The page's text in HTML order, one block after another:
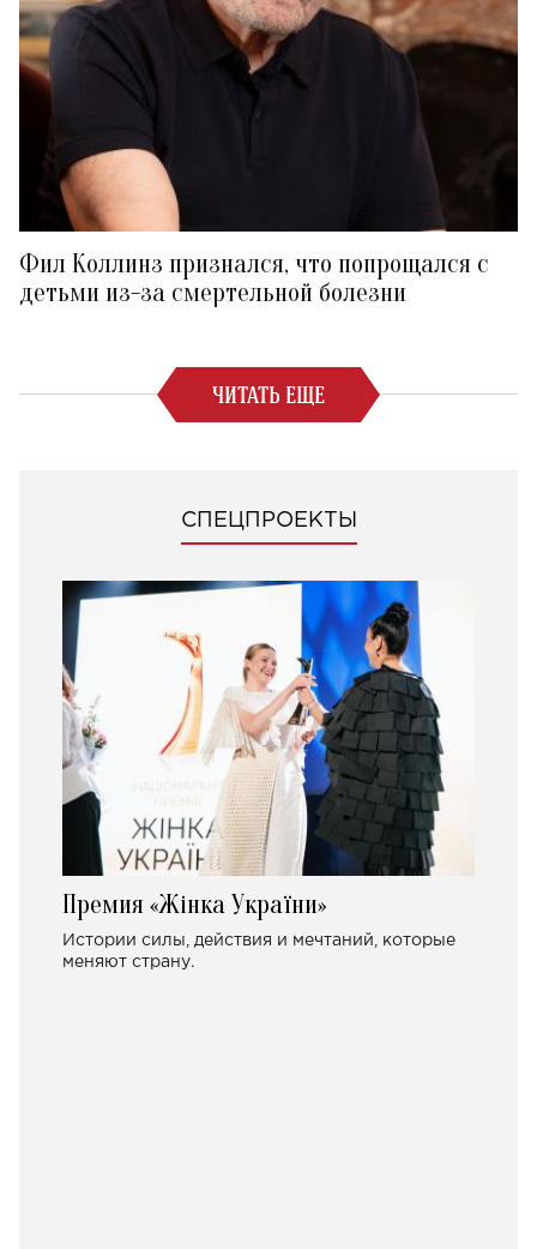
Фил Коллинз признался, что попрощался с
детьми из-за смертельной болезни
ЧИТАТЬ ЕЩЕ
СПЕЦПРОЕКТЫ
Премия «Жінка України»
Истории силы, действия и мечтаний, которые
меняют страну.